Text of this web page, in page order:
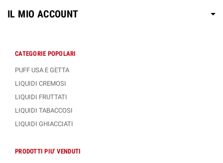
IL MIO ACCOUNT
CATEGORIE POPOLARI
PUFF USA E GETTA
LIQUIDI CREMOSI
LIQUIDI FRUTTATI
LIQUIDI TABACCOSI
LIQUIDI GHIACCIATI
PRODOTTI PIU' VENDUTI